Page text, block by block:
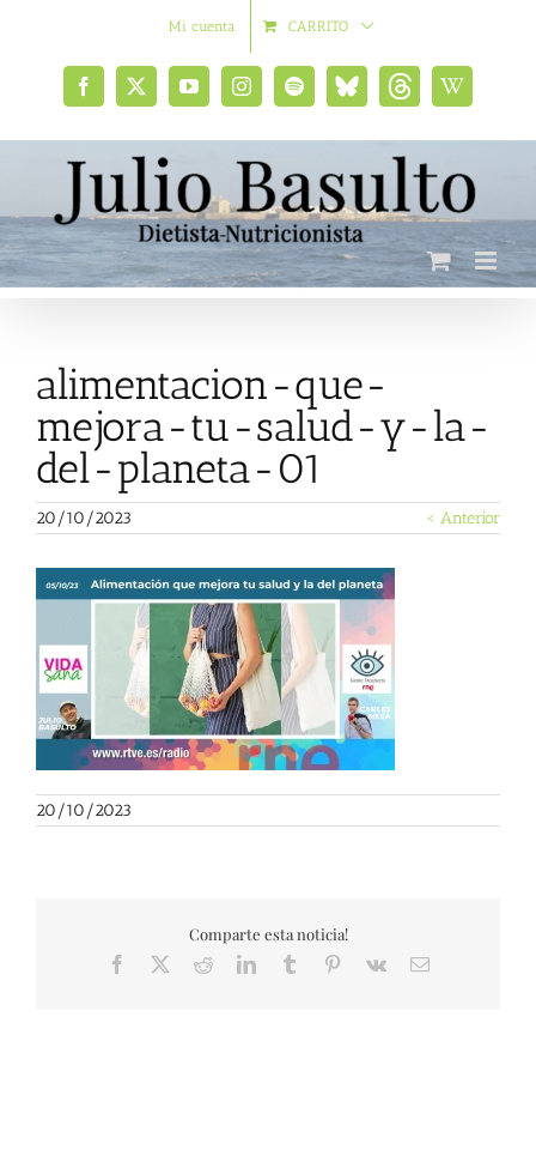
Mi cuenta CARRITO
Facebook
X YouTubeInstagramSpotifyBluesky
social
ThreadsWikipedia
alimentacion-que-
mejora-tu-salud-y-la-
del-planeta-01
20/10/2023 < Anterior
20/10/2023
Comparte esta noticia!
Facebook RedditLinkedInTumblr Pinterest
Vk
Correo